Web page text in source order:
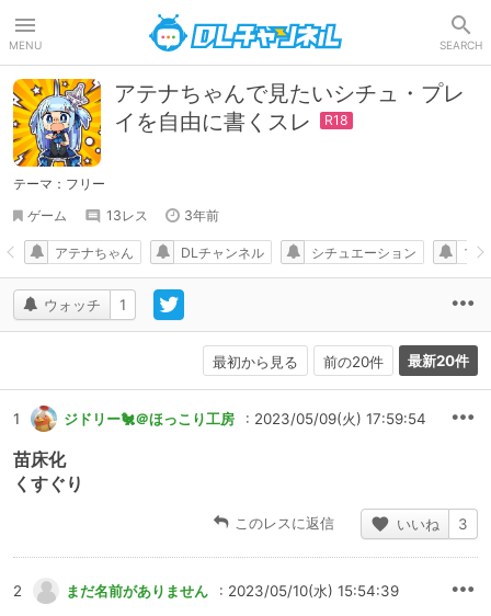
MENU SEARCH
アテナちゃんで見たいシチュ・プレ
イを自由に書くスレ
テーマ：フリー
ゲーム
13レス 3年前
ウォッチ 1
アテナちゃん DLチャンネル シチュエーション プ
最初から見る 前の20件 最新20件
1 ジドリー🐔＠ほっこり工房 : 2023/05/09(火) 17:59:54
苗床化
くすぐり
このレスに返信 いいね 3
2 まだ名前がありません : 2023/05/10(水) 15:54:39